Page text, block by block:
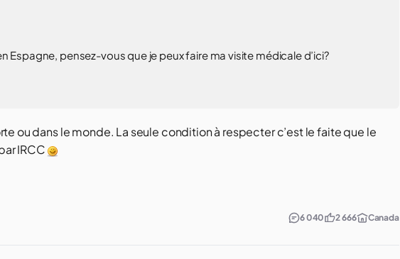
Espagne, pensez-vous que je peux faire ma visite médicale d’ici?
ou dans le monde. La seule condition à respecter c’est le faite que le
IRCC
6 040 2 666 Canada